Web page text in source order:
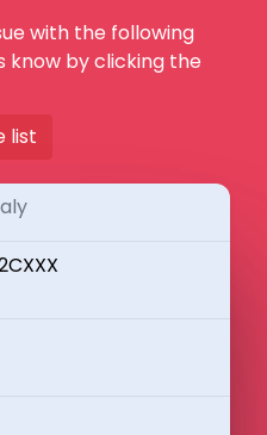
with the following
know by clicking the
list